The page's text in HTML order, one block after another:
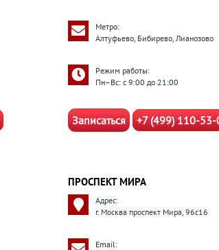
Метро:
Алтуфьево, Бибирево, Лианозово
Режим работы:
Пн–Вс: с 9:00 до 21:00
Записаться +7 (499) 110-
ПРОСПЕКТ МИРА
Адрес:
г. Москва проспект Мира, 96с16
Email: